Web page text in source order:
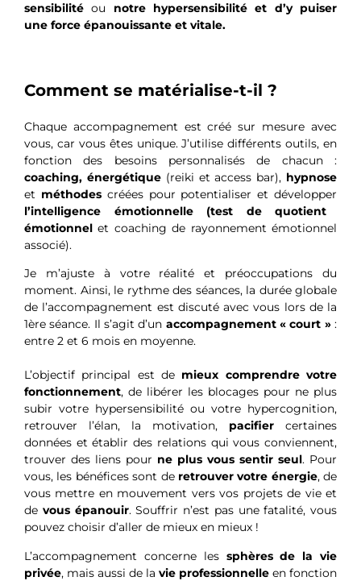
sensibilitéou notre hypersensibilité et d’y puiser
une force épanouissante et vitale.
Comment se matérialise-t-il ?
Chaque accompagnement est créé sur mesure avec
vous, car vous êtes unique. J’utilise différents outils, en
fonction des besoins personnalisés de chacun :
coaching, énergétique(reiki et access bar), hypnose
et méthodescréées pour potentialiser et développer
l’intelligence émotionnelle (test de quotient
émotionnel et coaching de rayonnement émotionnel
associé).
Je m’ajuste à votre réalité et préoccupations du
moment. Ainsi, le rythme des séances, la durée globale
de l’accompagnement est discuté avec vous lors de la
1ère séance. Il s’agit d’un accompagnement « court »:
entre 2 et 6 mois en moyenne.
L’objectif principal est de mieux comprendre votre
fonctionnement, de libérer les blocages pour ne plus
subir votre hypersensibilité ou votre hypercognition,
retrouver l’élan, la motivation, pacifier certaines
données et établir des relations qui vous conviennent,
trouver des liens pour ne plus vous sentir seul. Pour
vous, les bénéfices sont de retrouver votre énergie, de
vous mettre en mouvement vers vos projets de vie et
de vous épanouir. Souffrir n’est pas une fatalité, vous
pouvez choisir d’aller de mieux en mieux !
L’accompagnement concerne les sphères de la vie
privée, mais aussi de la vie professionnelle en fonction